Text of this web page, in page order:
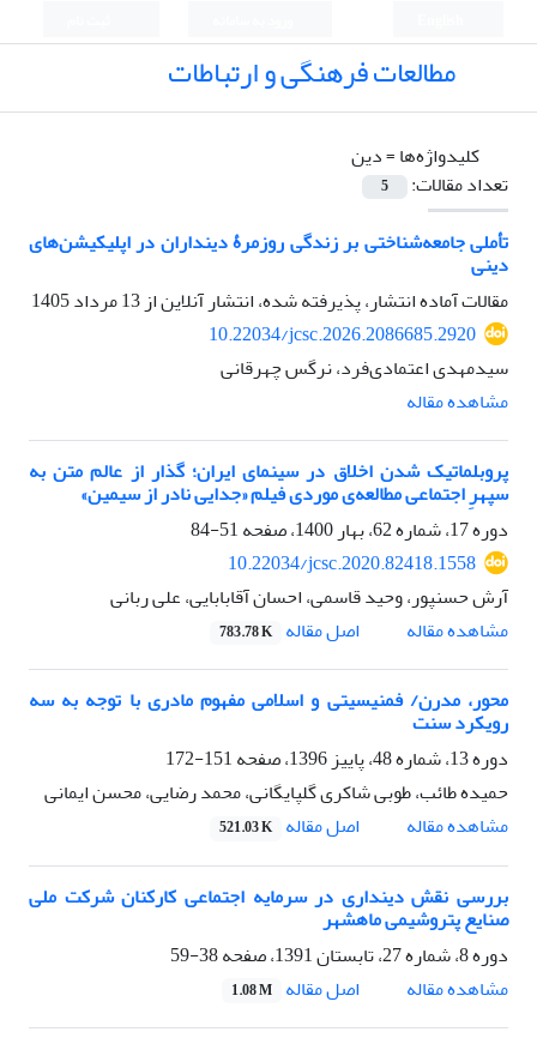
مطالعات فرهنگی و ارتباطات
کلیدواژه‌ها =دین
تعداد مقالات:
5
تأملی جامعه‌شناختی بر زندگی روزمرۀ دینداران در اپلیکیشن‌های
دینی
مقالات آماده انتشار، پذیرفته شده، انتشار آنلاین از13 مرداد 1405
10.22034/jcsc.2026.2086685.2920
سیدمهدی اعتمادی‌فرد، نرگس چهرقانی
مشاهده مقاله
پروبلماتیک شدن اخلاق در سینمای ایران؛ گذار از عالم متن به
سپهرِ اجتماعی مطالعه‌ی موردی فیلم «جدایی نادر از سیمین»
دوره 17، شماره 62، بهار 1400، صفحه
51-84
10.22034/jcsc.2020.82418.1558
آرش حسنپور، وحید قاسمی، احسان آقابابایی، علی ربانی
مشاهده مقاله
اصل مقاله 783.78 K
محور، مدرن/ فمنیسیتی و اسلامی مفهوم مادری با توجه به سه
رویکرد سنت
دوره 13، شماره 48، پاییز 1396، صفحه
151-172
حمیده طائب، طوبی شاکری گلپایگانی، محمد رضایی، محسن ایمانی
مشاهده مقاله
اصل مقاله 521.03 K
بررسی نقش دینداری در سرمایه اجتماعی کارکنان شرکت ملی
صنایع پتروشیمی ماهشهر
دوره 8، شماره 27، تابستان 1391، صفحه
38-59
مشاهده مقاله
اصل مقاله 1.08 M